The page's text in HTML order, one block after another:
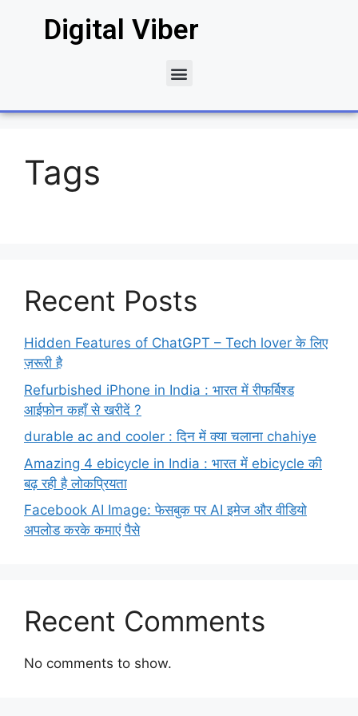
Digital Viber
Tags
Recent Posts
Hidden Features of ChatGPT – Tech lover के लिए
ज़रूरी है
Refurbished iPhone in India : भारत में रीफर्बिश्ड
आईफोन कहाँ से खरीदें ?
durable ac and cooler : दिन में क्या चलाना chahiye
Amazing 4 ebicycle in India : भारत में ebicycle की
बढ़ रही है लोकप्रियता
Facebook AI Image: फेसबुक पर AI इमेज और वीडियो
अपलोड करके कमाएं पैसे
Recent Comments
No comments to show.